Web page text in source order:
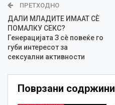
ПРЕТХОДНО
ДАЛИ МЛАДИТЕ ИМААТ СЀ
ПОМАЛКУ СЕКС?
Генерацијата З сè повеќе го
губи интересот за
сексуални активности
Поврзани содржини